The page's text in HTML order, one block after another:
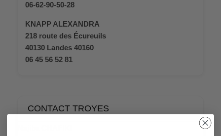
06-62-90-50-28
KNAPP ALEXANDRA
218 route des Écureuils
40130 Landes 40160
06 45 56 52 81
CONTACT TROYES